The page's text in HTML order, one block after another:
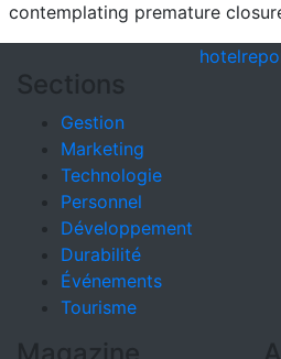
contemplating premature
hotel
Sections
Gestion
Marketing
Technologie
Personnel
Développement
Durabilité
Événements
Tourisme